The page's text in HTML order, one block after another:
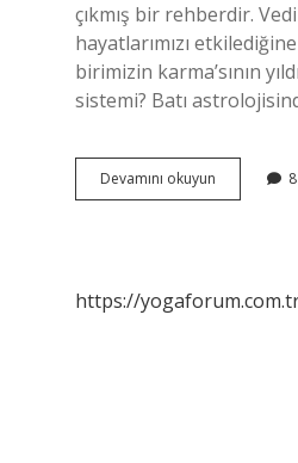
çıkmış bir rehberdir.
hayatlarımızı
birimizin karma’sının
sistemi? Batı
Devamını okuyun
Astroloji
https://